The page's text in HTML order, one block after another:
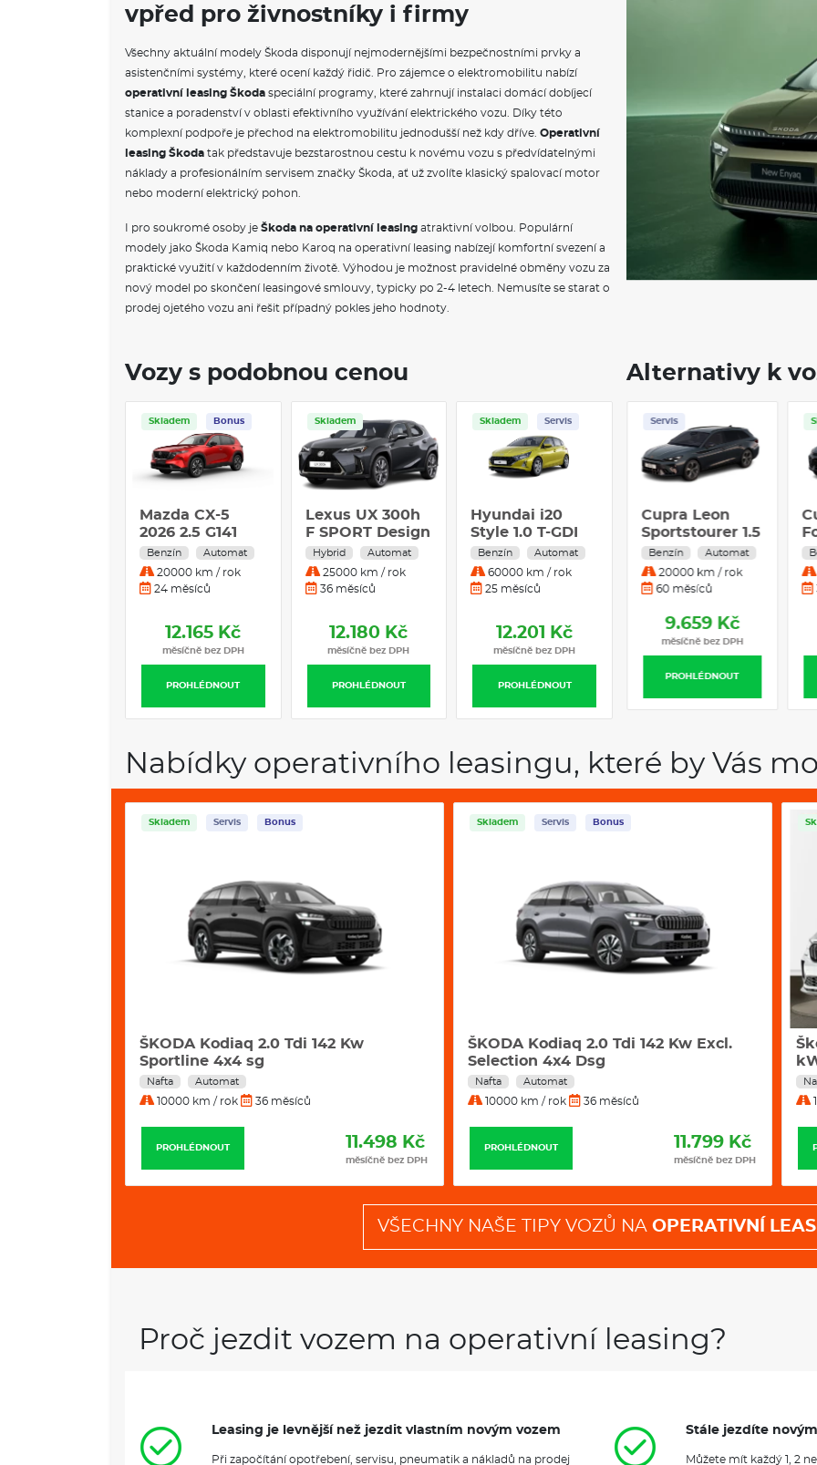
vpřed pro živnostníky i firmy
Všechny aktuální modely Škoda disponují nejmodernějšími bezpečnostními prvky a
asistenčními systémy, které ocení každý řidič. Pro zájemce o elektromobilitu nabízí
operativní leasing Škoda speciální programy, které zahrnují instalaci domácí dobíjecí
stanice a poradenství v oblasti efektivního využívání elektrického vozu. Díky této
komplexní podpoře je přechod na elektromobilitu jednodušší než kdy dříve. Operativní
leasing Škoda tak představuje bezstarostnou cestu k novému vozu s předvídatelnými
náklady a profesionálním servisem značky Škoda, ať už zvolíte klasický spalovací motor
nebo moderní elektrický pohon.
I pro soukromé osoby je Škoda na operativní leasing atraktivní volbou. Populární
modely jako Škoda Kamiq nebo Karoq na operativní leasing nabízejí komfortní svezení a
praktické využití v každodenním životě. Výhodou je možnost pravidelné obměny vozu za
nový model po skončení leasingové smlouvy, typicky po 2-4 letech. Nemusíte se starat o
prodej ojetého vozu ani řešit případný pokles jeho hodnoty.
Vozy s podobnou cenou
Skladem Bonus
Mazda CX-5
2026 2.5 G141
AWD Exclusive-
Line - Soul Red
Crystal
Benzín Automat
20000 km / rok
24 měsíců
PROHLÉDNOUT
12.165 Kč
měsíčně bez DPH
Skladem
Lexus UX 300h
F SPORT Design
2,0Hybrid Automat
25000 km / rok
36 měsíců
PROHLÉDNOUT
12.180 Kč
měsíčně bez DPH
Skladem Servis
Hyundai i20
Style 1.0 T-GDI
66 kW 7° DCT
Benzín Automat
60000 km / rok
25 měsíců
PROHLÉDNOUT
12.201 Kč
měsíčně bez DPH
Skladem
Opel Grandland
GS Hybrid
TURBO eDCT6
1.2 TURBO /
107kW
Benzín Automat
30000 km / rok
36 měsíců
12.211 Kč
Alternativy k
Skladem
Zimní pneu
Cupra Ateca +
Tažné zařízení
1.5 TSI DSG7
110kW 4x2
Benzín Automat
30000 km / rok
6 měsíců
PROHLÉDNOUT
8.990 Kč
měsíčně bez DPH
Nabídky operativního leasingu, které by Vás
Skladem Servis Bonus
ŠKODA Kodiaq 2.0 Tdi 142 Kw
Sportline 4x4 sg
Nafta Automat
10000 km / rok 36 měsíců
PROHLÉDNOUT 11.498 Kč
měsíčně bez DPH
Skladem Servis Bonus
ŠKODA Kodiaq 2.0 Tdi 142 Kw Excl.
Selection 4x4 Dsg
Nafta Automat
10000 km / rok 36 měsíců
PROHLÉDNOUT 11.799 Kč
měsíčně bez DPH
VŠECHNY NAŠE TIPY VOZŮ NA OPERATIVNÍ
Proč jezdit vozem na operativní leasing?
Leasing je levnější než jezdit vlastním novým vozem
Při započítání opotřebení, servisu, pneumatik a nákladů na prodej
Stále jezdíte
Můžete mít každý 1, 2